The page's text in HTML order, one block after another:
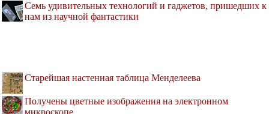
Семь удивительных технологий и гаджетов, пришедших к
нам из научной фантастики
Старейшая настенная таблица Менделеева
Получены цветные изображения на электронном